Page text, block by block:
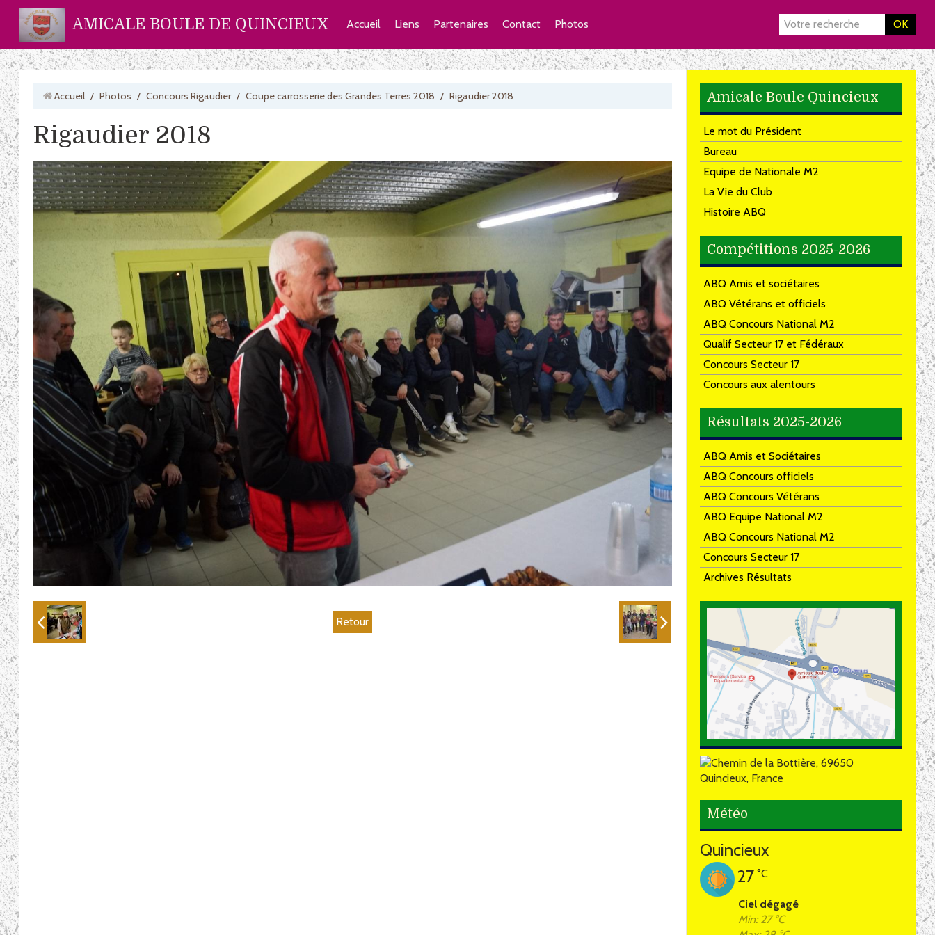
AMICALE BOULE DE QUINCIEUX OK
Accueil Liens Partenaires Contact Photos
Accueil / Photos / Concours Rigaudier / Coupe carrosserie des Grandes Terres 2018 / Rigaudier 2018
Rigaudier 2018
Retour
Amicale Boule Quincieux
Le mot du Président
Bureau
Equipe de Nationale M2
La Vie du Club
Histoire ABQ
Compétitions 2025-2026
ABQ Amis et sociétaires
ABQ Vétérans et officiels
ABQ Concours National M2
Qualif Secteur 17 et Fédéraux
Concours Secteur 17
Concours aux alentours
Résultats 2025-2026
ABQ Amis et Sociétaires
ABQ Concours officiels
ABQ Concours Vétérans
ABQ Equipe National M2
ABQ Concours National M2
Concours Secteur 17
Archives Résultats
Météo
Quincieux
27 °C
Ciel dégagé
Min: 27 °C